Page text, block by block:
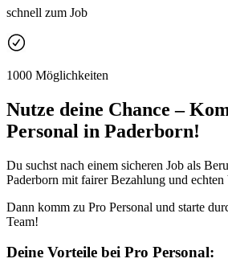
schnell zum Job
1000 Möglichkeiten
Nutze deine Chance –
Personal in Paderborn!
Du suchst nach einem sicheren Job als
Paderborn mit fairer Bezahlung und echten
Dann komm zu Pro Personal und starte
Team!
Deine Vorteile bei Pro Personal: